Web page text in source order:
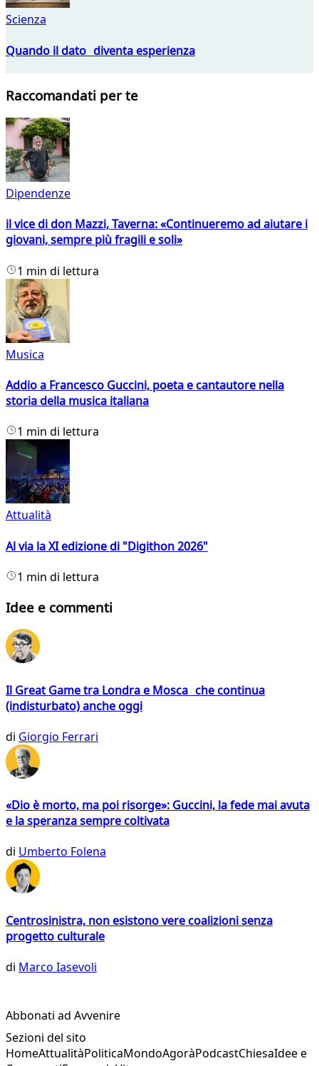
Scienza
Quando il dato diventa esperienza
Raccomandati per te
Dipendenze
il vice di don Mazzi, Taverna: «Continueremo ad aiutare i
giovani, sempre più fragili e soli»
1 min di lettura
Musica
Addio a Francesco Guccini, poeta e cantautore nella
storia della musica italiana
1 min di lettura
Attualità
Al via la XI edizione di "Digithon 2026"
1 min di lettura
Idee e commenti
Il Great Game tra Londra e Mosca che continua
(indisturbato) anche oggi
di Giorgio Ferrari
«Dio è morto, ma poi risorge»: Guccini, la fede mai avuta
e la speranza sempre coltivata
di Umberto Folena
Centrosinistra, non esistono vere coalizioni senza
progetto culturale
di Marco Iasevoli
Abbonati ad Avvenire
Sezioni del sito
HomeAttualitàPoliticaMondoAgoràPodcastChiesaIdee e